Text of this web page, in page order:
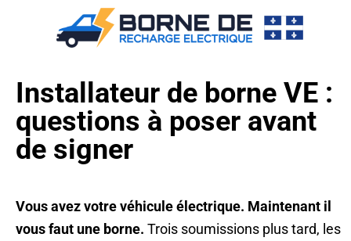
Installateur de borne VE :
questions à poser avant
de signer
Vous avez votre véhicule électrique. Maintenant il
vous faut une borne. Trois soumissions plus tard, les